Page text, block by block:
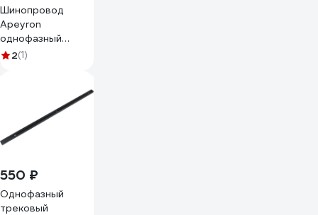
Шинопровод
Apeyron
однофазный
накладной/
чёрный, алюминий,
в комплекте
крепёж, токоввод,
заглушка 45-02
2(1)
550 ₽
Однофазный
трековый